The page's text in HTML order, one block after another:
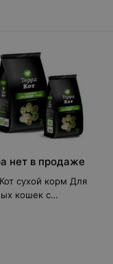
нет в продаже
сухой корм Для
кошек с